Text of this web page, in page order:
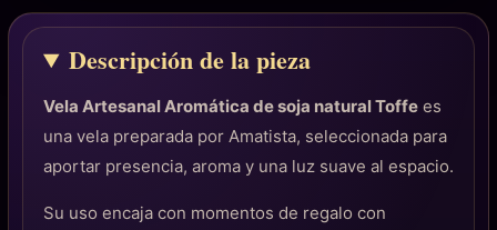
Descripción de la pieza
Vela Artesanal Aromática de soja natural Toffe es
una vela preparada por Amatista, seleccionada para
aportar presencia, aroma y una luz suave al espacio.
Su uso encaja con momentos de regalo con